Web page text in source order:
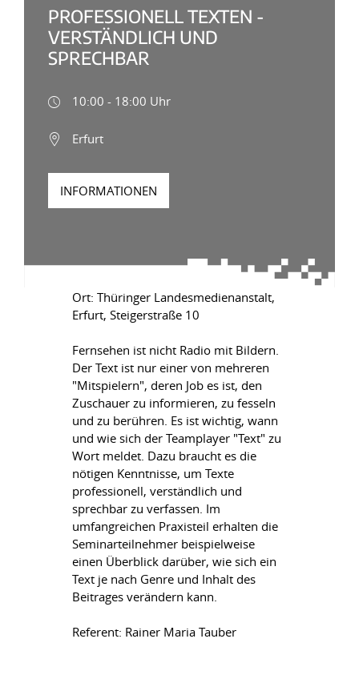
PROFESSIONELL TEXTEN -
VERSTÄNDLICH UND
SPRECHBAR
10:00 - 18:00 Uhr
Erfurt
INFORMATIONEN
Ort: Thüringer Landesmedienanstalt,
Erfurt, Steigerstraße 10
Fernsehen ist nicht Radio mit Bildern.
Der Text ist nur einer von mehreren
"Mitspielern", deren Job es ist, den
Zuschauer zu informieren, zu fesseln
und zu berühren. Es ist wichtig, wann
und wie sich der Teamplayer "Text" zu
Wort meldet. Dazu braucht es die
nötigen Kenntnisse, um Texte
professionell, verständlich und
sprechbar zu verfassen. Im
umfangreichen Praxisteil erhalten die
Seminarteilnehmer beispielweise
einen Überblick darüber, wie sich ein
Text je nach Genre und Inhalt des
Beitrages verändern kann.
Referent: Rainer Maria Tauber